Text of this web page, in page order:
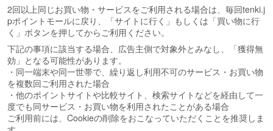
2回以上同じお買い物・サービスをご利用される場合は、毎回tenki.j
pポイントモールに戻り、「サイトに行く」もしくは「買い物に行
く」ボタンを押してからご利用ください。
下記の事項に該当する場合、広告主側で対象外とみなし、「獲得無
効」となる可能性があります。
・同一端末や同一世帯で、繰り返し利用不可のサービス・お買い物
を複数回ご利用された場合
・他のポイントサイトや比較サイト、検索サイトなどを経由して一
度でも同サービス・お買い物を利用されたことがある場合
ご利用前には、Cookieの削除をおこなっていただくことを推奨しま